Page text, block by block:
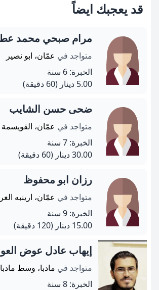
قد يعجبك ايضاً
مرام صبحي محمد
متواجد في عمّان، ابو نصير
الخبرة: 6 سنة
5.00 دينار
(60 دقيقة)
ضحى حسن الشايب
متواجد في عمّان، القويسمة
الخبرة: 7 سنة
30.00 دينار
(60 دقيقة)
رزان ابو محفوظ
متواجد في عمّان، ارينبه
الخبرة: 9 سنة
15.00 دينار
(120 دقيقة)
إيهاب عادل عوض
متواجد في مادبا، وسط مادبا
الخبرة: 8 سنة